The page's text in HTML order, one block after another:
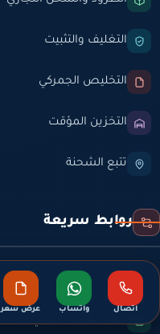
التغليف والتثبيت
التخليص الجمركي
التخزين المؤقت
تتبع الشحنة
روابط سريعة
مسارات الشحن
اتصال واتساب عرض سعر